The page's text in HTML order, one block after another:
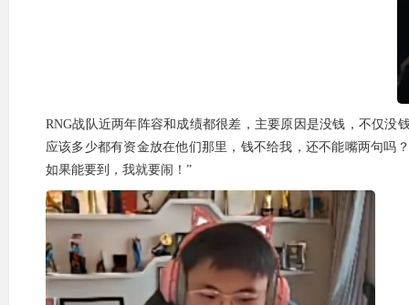
RNG战队近两年阵容和成绩都很差，主要原因是没钱，不仅没
应该多少都有资金放在他们那里，钱不给我，还不能嘴两句吗
如果能要到，我就要闹！”